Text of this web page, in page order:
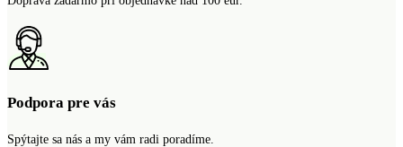
Podpora pre vás
Spýtajte sa nás a my vám radi poradíme.